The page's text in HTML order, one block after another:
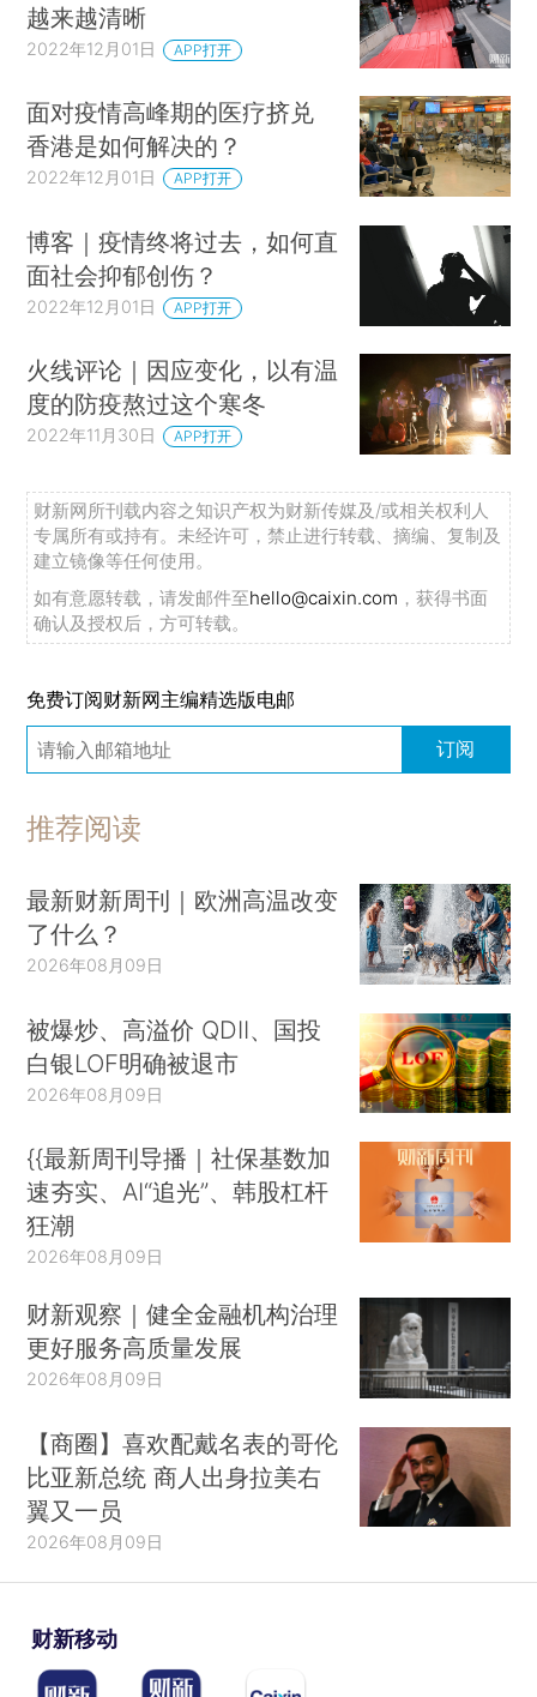
越来越清晰
2022年12月01日 APP打开
面对疫情高峰期的医疗挤兑
香港是如何解决的？
2022年12月01日 APP打开
博客｜疫情终将过去，如何直
面社会抑郁创伤？
2022年12月01日 APP打开
火线评论｜因应变化，以有温
度的防疫熬过这个寒冬
2022年11月30日 APP打开
财新网所刊载内容之知识产权为财新传媒及/或相关权利人
专属所有或持有。未经许可，禁止进行转载、摘编、复制及
建立镜像等任何使用。
如有意愿转载，请发邮件至hello@caixin.com ，获得书面
确认及授权后，方可转载。
免费订阅财新网主编精选版电邮
订阅
推荐阅读
最新财新周刊｜欧洲高温改变
了什么？
2026年08月09日
被爆炒、高溢价 QDII、国投
白银LOF明确被退市
2026年08月09日
{{最新周刊导播｜社保基数加
速夯实、AI“追光”、韩股杠杆
狂潮
2026年08月09日
财新观察｜健全金融机构治理
更好服务高质量发展
2026年08月09日
【商圈】喜欢配戴名表的哥伦
比亚新总统 商人出身拉美右
翼又一员
2026年08月09日
财新移动